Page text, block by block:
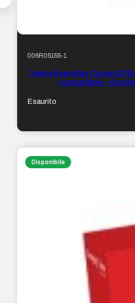
006R05155-1
Xerox Everyday Canon
compatibile –
Esaurito
Disponibile